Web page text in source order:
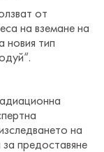
от
на взeмане на
новия тип
на
предоставяне